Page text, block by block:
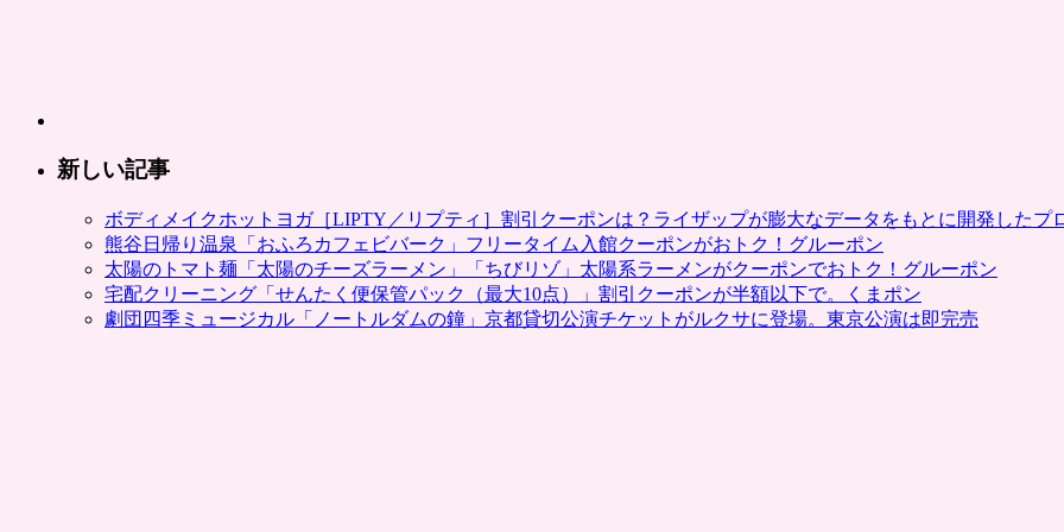
ル
が
お
ト
ク
に
に。
じ
ゃ
ら
ん
新しい記事
ボディメイクホットヨガ［LIPTY／リプティ］割引クーポンは？ライザップが膨大なデータをもとに開発したプ
熊谷日帰り温泉「おふろカフェビバーク」フリータイム入館クーポンがおトク！グルーポン
太陽のトマト麺「太陽のチーズラーメン」「ちびリゾ」太陽系ラーメンがクーポンでおトク！グルーポン
宅配クリーニング「せんたく便保管パック（最大10点）」割引クーポンが半額以下で。くまポン
劇団四季ミュージカル「ノートルダムの鐘」京都貸切公演チケットがルクサに登場。東京公演は即完売